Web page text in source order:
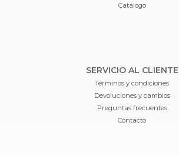
Catálogo
SERVICIO AL CLIENTE
Términos y condiciones
Devoluciones y cambios
Preguntas frecuentes
Contacto